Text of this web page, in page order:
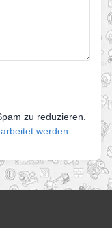
zu reduzieren.
werden.